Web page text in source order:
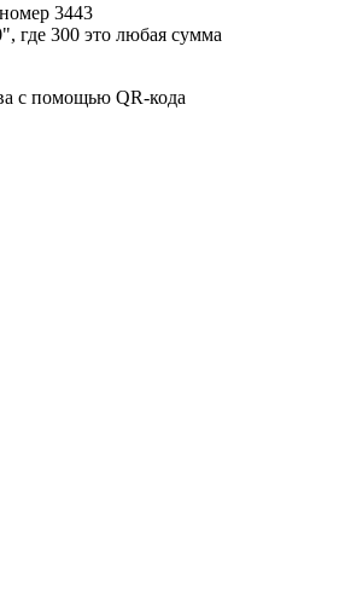
3443
где 300 это любая сумма
с помощью QR-кода